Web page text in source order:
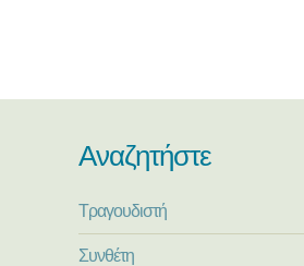
Αναζητήστε
Τραγουδιστή
Συνθέτη